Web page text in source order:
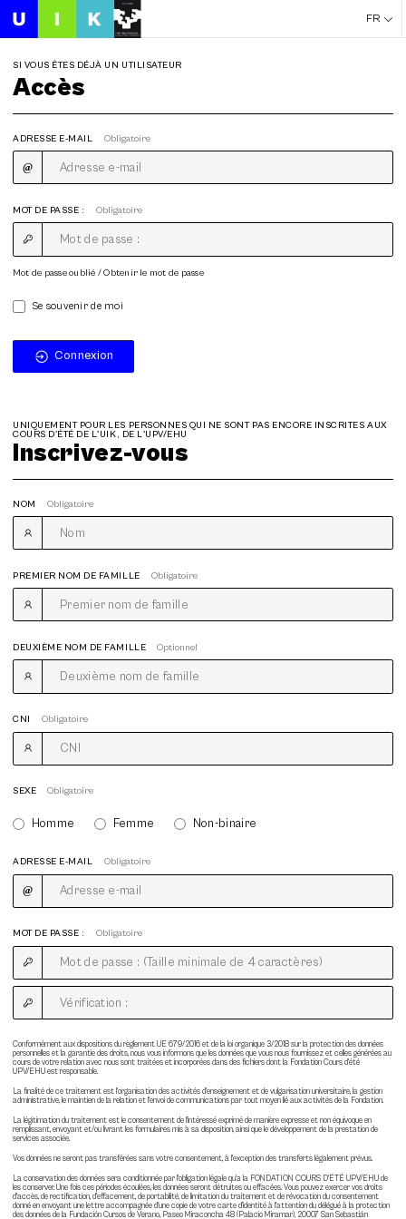
FR
SI VOUS ÊTES DÉJÀ UN UTILISATEUR
Accès
ADRESSE E-MAIL Obligatoire
MOT DE PASSE : Obligatoire
Mot de passe oublié / Obtenir le mot de passe
Se souvenir de moi
Connexion
UNIQUEMENT POUR LES PERSONNES QUI NE SONT PAS ENCORE INSCRITES AUX
COURS D'ÉTÉ DE L'UIK, DE L'UPV/EHU
Inscrivez-vous
NOM Obligatoire
PREMIER NOM DE FAMILLE Obligatoire
DEUXIÈME NOM DE FAMILLE Optionnel
CNI Obligatoire
SEXE Obligatoire
Homme Femme Non-binaire
ADRESSE E-MAIL Obligatoire
MOT DE PASSE : Obligatoire
Conformément aux dispositions du règlement UE 679/2016 et de la loi organique 3/2018 sur la protection des données
personnelles et la garantie des droits, nous vous informons que les données que vous nous fournissez et celles générées au
cours de votre relation avec nous sont traitées et incorporées dans des fichiers dont la Fondation Cours d'été
UPV/EHU est responsable.
La finalité de ce traitement est l'organisation des activités d'enseignement et de vulgarisation universitaire, la gestion
administrative, le maintien de la relation et l'envoi de communications par tout moyen lié aux activités de la Fondation.
La légitimation du traitement est le consentement de l'intéressé exprimé de manière expresse et non équivoque en
remplissant, envoyant et/ou livrant les formulaires mis à sa disposition, ainsi que le développement de la prestation de
services associée.
Vos données ne seront pas transférées sans votre consentement, à l'exception des transferts légalement prévus.
La conservation des données sera conditionnée par l'obligation légale qu'a la FONDATION COURS D'ÉTÉ UPV/EHU de
les conserver. Une fois ces périodes écoulées, les données seront détruites ou effacées. Vous pouvez exercer vos droits
d'accès, de rectification, d'effacement, de portabilité, de limitation du traitement et de révocation du consentement
donné en envoyant une lettre accompagnée d'une copie de votre carte d'identité à l'attention du délégué à la protection
des données de la Fundación Cursos de Verano, Paseo Miraconcha 48 (Palacio Miramar), 20007 San Sebastián